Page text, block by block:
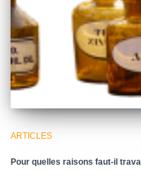
ARTICLES
Pour quelles raisons faut-il